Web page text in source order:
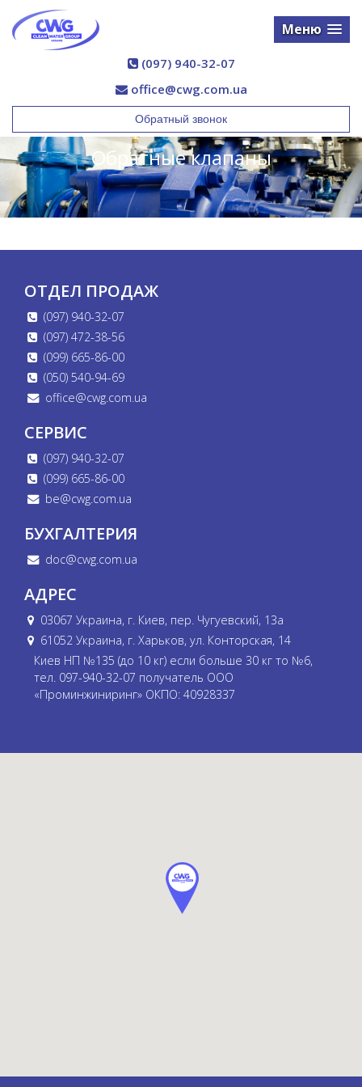
Меню
(097) 940-32-07
office@cwg.com.ua
Обратный звонок
Обратные клапаны
ОТДЕЛ ПРОДАЖ
(097) 940-32-07
(097) 472-38-56
(099) 665-86-00
(050) 540-94-69
office@cwg.com.ua
СЕРВИС
(097) 940-32-07
(099) 665-86-00
be@cwg.com.ua
БУХГАЛТЕРИЯ
doc@cwg.com.ua
АДРЕС
03067 Украина, г. Киев, пер. Чугуевский, 13а
61052 Украина, г. Харьков, ул. Конторская, 14
Киев НП №135 (до 10 кг) если больше 30 кг то №6,
тел. 097-940-32-07 получатель ООО
«Проминжиниринг» ОКПО: 40928337